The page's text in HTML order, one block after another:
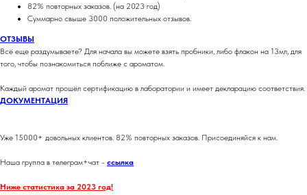
82% повторных заказов. (на 2023 год)
Суммарно свыше 3000 положительных отзывов.
ОТЗЫВЫ
Всё еще раздумываете? Для начала вы можете взять пробники, либо флакон на 13мл, для
того, чтобы познакомиться поближе с ароматом.
Каждый аромат прошёл сертификацию в лаборатории и имеет декларацию соответствия.
ДОКУМЕНТАЦИЯ
Уже 15000+ довольных клиентов. 82% повторных заказов. Присоединяйся к нам.
Наша группа в телеграм+чат - ссылка
Ниже статистика за 2023 год!